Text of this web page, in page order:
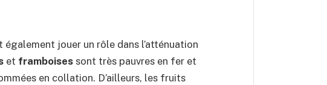
également jouer un rôle dans l’atténuation
et framboises sont très pauvres en fer et
en collation. D’ailleurs, les fruits